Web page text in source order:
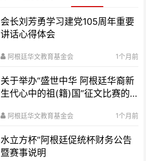
会长刘芳勇学习建党105周年重要
讲话心得体会
阿根廷华文教育基金会 1个月前
关于举办“盛世中华 阿根廷华裔新
生代心中的祖(籍)国”征文比赛的
阿根廷华文教育基金会 1个月前
水立方杯”阿根廷促统杯财务公告
暨赛事说明